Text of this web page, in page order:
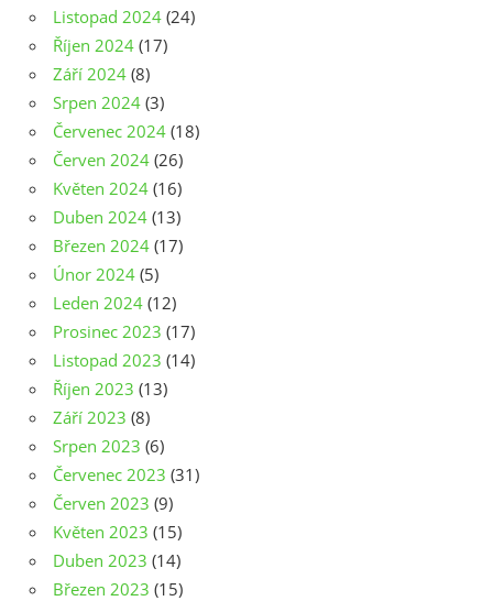
Listopad 2024 (24)
Říjen 2024 (17)
Září 2024 (8)
Srpen 2024 (3)
Červenec 2024 (18)
Červen 2024 (26)
Květen 2024 (16)
Duben 2024 (13)
Březen 2024 (17)
Únor 2024 (5)
Leden 2024 (12)
Prosinec 2023 (17)
Listopad 2023 (14)
Říjen 2023 (13)
Září 2023 (8)
Srpen 2023 (6)
Červenec 2023 (31)
Červen 2023 (9)
Květen 2023 (15)
Duben 2023 (14)
Březen 2023 (15)